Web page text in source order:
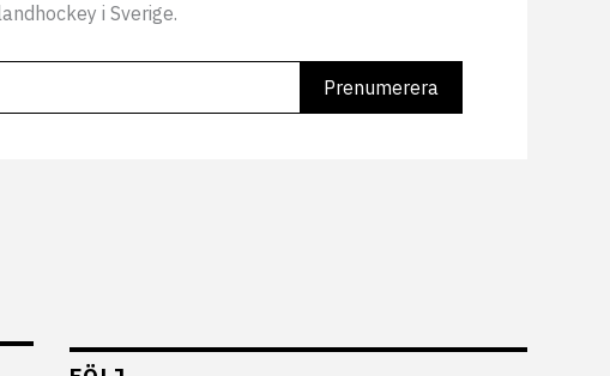
i Sverige.